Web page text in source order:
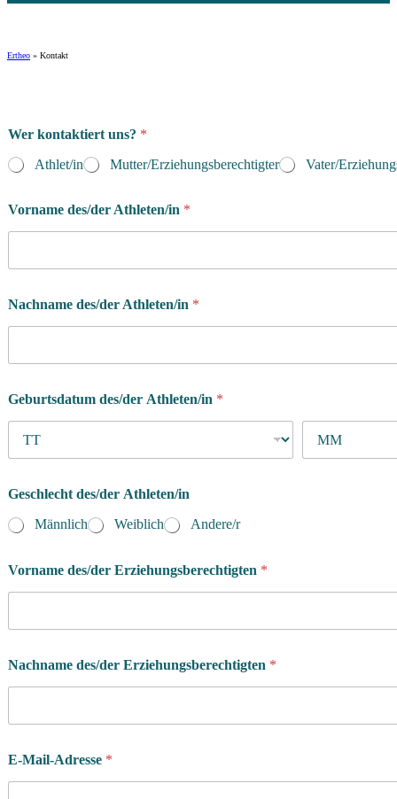
Ertheo » Kontakt
Wer kontaktiert uns? *
Athlet/in
Mutter/Erziehungsberechtigter Vater/
Vorname des/der Athleten/in *
Nachname des/der Athleten/in *
Geburtsdatum des/der Athleten/in *
Geschlecht des/der Athleten/in
Männlich
Weiblich Andere/r
Vorname des/der Erziehungsberechtigten *
Nachname des/der Erziehungsberechtigten *
E-Mail-Adresse *